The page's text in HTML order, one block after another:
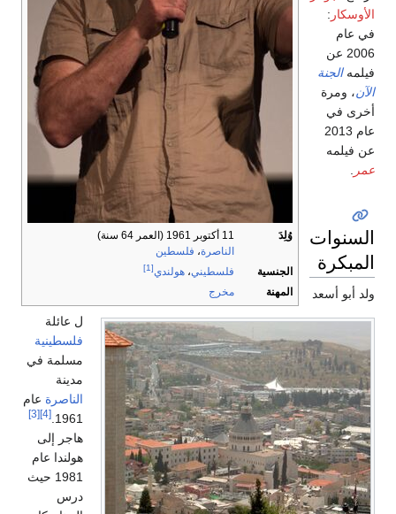
وُلِدَ 11 أكتوبر 1961
(العمر 64 سنة)
الناصرة، فلسطين
الجنسية
فلسطيني، هولندي[1]
المهنة مخرج
الأوسكار :
في عام
2006 عن
فيلمهالجنة
الآن، ومرة
أخرى في
عام 2013
عن فيلمه
عمر
السنوات
المبكرة
ولد أبو أسعد
ل عائلة
فلسطينية
مسلمة في
مدينة
الناصرة عام
1961.
[4]
[3]
هاجر إلى
هولندا عام
1981 حيث
درس